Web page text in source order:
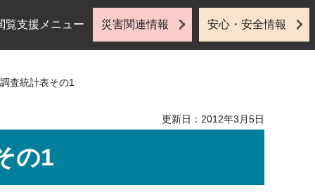
覧支援メニュー 災害関連情報 安心・安全情報
査統計表その1
更新日：2012年3月5日
の1